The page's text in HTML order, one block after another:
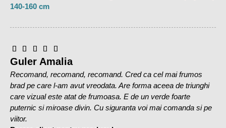
de Craciun Nordmann TOP Premium 300-350 cm iti ofera
magie si amintiri pretioase.
Bradul ales de dumneavoastra, Abies Nordmanniana,
provine din pepiniere din Danemarca, tara recunoscuta ca
exportatoare de brazi de inalta calitate la nivel mondial.
Coroana are forma piramidala, densa, crengile sunt dispuse
simetric, pornind inca de la baza. Acele sunt dispuse de jur-
imprejurul crengii, au varful rotunjit, sunt de culoare verde
inchis, aspect lucios. Are un aspect bogat si cat mai natural
intrucat s-a evitat excesul de orice fel, nu s-a dorit o
140-160 cm
Guler Amalia
Recomand, recomand, recomand. Cred ca cel mai frumos
brad pe care l-am avut vreodata. Are forma aceea de triunghi
care vizual este atat de frumoasa. E de un verde foarte
puternic si miroase divin. Cu siguranta voi mai comanda si pe
viitor.